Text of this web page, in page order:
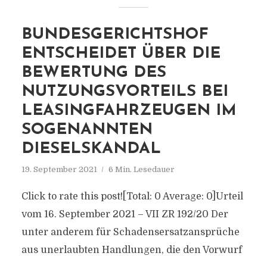
BUNDESGERICHTSHOF
ENTSCHEIDET ÜBER DIE
BEWERTUNG DES
NUTZUNGSVORTEILS BEI
LEASINGFAHRZEUGEN IM
SOGENANNTEN
DIESELSKANDAL
19. September 2021 6 Min. Lesedauer
Click to rate this post![Total: 0 Average: 0]Urteil
vom 16. September 2021 – VII ZR 192/20 Der
unter anderem für Schadensersatzansprüche
aus unerlaubten Handlungen, die den Vorwurf